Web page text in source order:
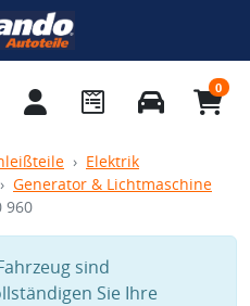
0
Elektrik
Generator & Lichtmaschine
960
sind
Sie Ihre